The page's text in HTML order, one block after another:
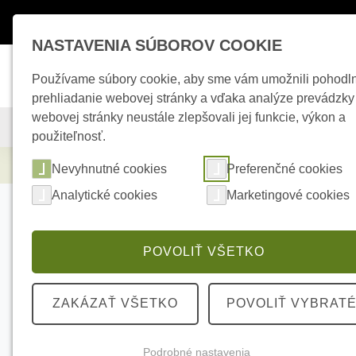
KAMEROVÉ SYSTÉMY ZABEZPEČOVACIE SYSTÉMY
Elektrické kúrenie SATEL SD-6000 R
NASTAVENIA SÚBOROV COOKIE
Používame súbory cookie, aby sme vám umožnili
prehliadanie webovej stránky a vďaka analýze prevádzky
webovej stránky neustále zlepšovali jej funkcie, výkon a
použiteľnosť.
Nevyhnutné cookies
Preferenčné cookies
Analytické cookies
Marketingové cookies
POVOLIŤ VŠETKO
ZAKÁZAŤ VŠETKO POVOLIŤ VYBRATÉ
Podrobné nastavenia